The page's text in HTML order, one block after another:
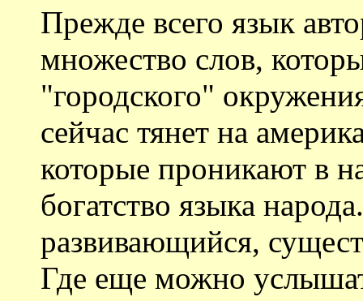
Прежде всего язык
множество слов,
"городского"
сейчас тянет на
которые проникают в
богатство языка
развивающийся,
Где еще можно